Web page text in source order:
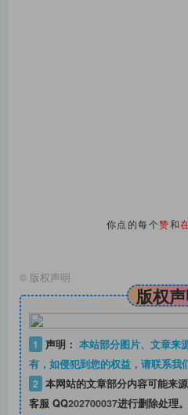
你点的每个赞和
© 版权声明
版权
1 声明： 本站部分图片、文章来
有，如侵犯到您的权益，请联系我
2 本网站的文章部分内容可能来
客服 QQ202700037进行删除处理。